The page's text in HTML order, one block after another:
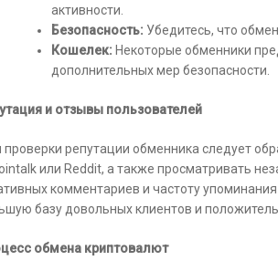
активности.
Безопасность: Убедитесь, что
Кошелек: Некоторые обменники
дополнительных мер безопасности.
и отзывы пользователей
репутации обменника следует
или Reddit, а также просматривать
комментариев и частоту
базу довольных клиентов и
обмена криптовалют